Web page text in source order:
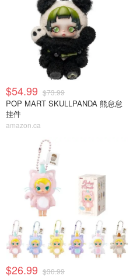
$54.99 $73.99
POP MART SKULLPANDA 熊怠怠
挂件
amazon.ca
$26.99 $30.99